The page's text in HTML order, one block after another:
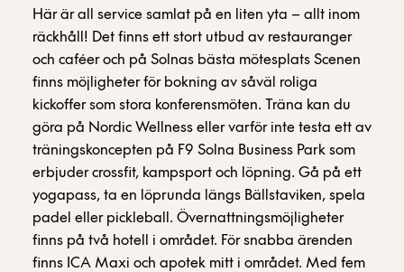
Här är all service samlat på en liten yta – allt inom
räckhåll! Det finns ett stort utbud av restauranger
och caféer och på Solnas bästa mötesplats Scenen
finns möjligheter för bokning av såväl roliga
kickoffer som stora konferensmöten. Träna kan du
göra på Nordic Wellness eller varför inte testa ett av
träningskoncepten på F9 Solna Business Park som
erbjuder crossfit, kampsport och löpning. Gå på ett
yogapass, ta en löprunda längs Bällstaviken, spela
padel eller pickleball. Övernattningsmöjligheter
finns på två hotell i området. För snabba ärenden
finns ICA Maxi och apotek mitt i området. Med fem